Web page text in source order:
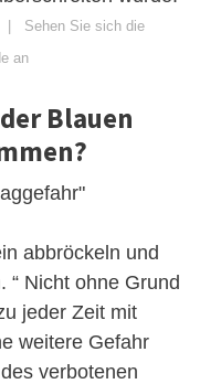
| Sehen Sie sich die
an
Blauen
abbröckeln und
“ Nicht ohne Grund
jeder Zeit mit
weitere Gefahr
verbotenen